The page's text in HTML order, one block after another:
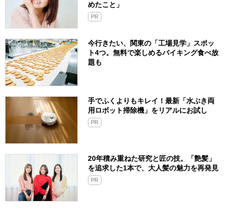
めたこと」
PR
今行きたい、関東の「工場見学」スポッ
ト4つ。無料で楽しめるバイキング食べ放
題も
手でふくよりもキレイ！最新「水ぶき両
用ロボット掃除機」をリアルにお試し
PR
20年積み重ねた研究と匠の技。「艶髪」
を追求した1本で、大人髪の魅力を再発見
PR